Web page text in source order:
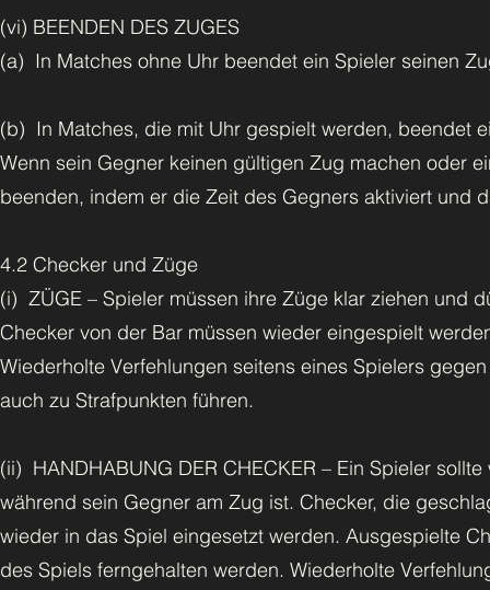
(vi) BEENDEN DES ZUGES
(a) In Matches ohne Uhr beendet ein Spieler seinen
(b) In Matches, die mit Uhr gespielt werden, beendet
Wenn sein Gegner keinen gültigen Zug machen oder
beenden, indem er die Zeit des Gegners aktiviert und
4.2 Checker und Züge
(i) ZÜGE – Spieler müssen ihre Züge klar ziehen und
Checker von der Bar müssen wieder eingespielt
Wiederholte Verfehlungen seitens eines Spielers
auch zu Strafpunkten führen.
(ii) HANDHABUNG DER CHECKER – Ein Spieler
während sein Gegner am Zug ist. Checker, die
wieder in das Spiel eingesetzt werden. Ausgespielte
des Spiels ferngehalten werden. Wiederholte